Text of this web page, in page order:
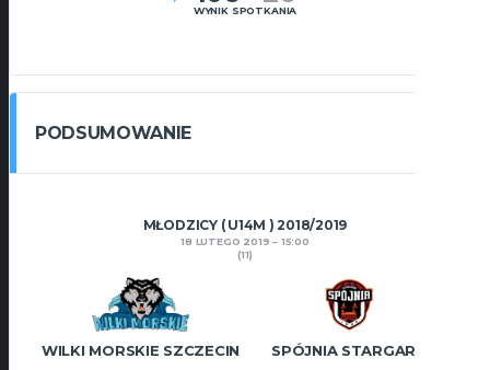
WYNIK SPOTKANIA
PODSUMOWANIE
MŁODZICY ( U14M ) 2018/2019
18 LUTEGO 2019
15:00
(11)
WILKI MORSKIE SZCZECIN SPÓJNIA STARGARD